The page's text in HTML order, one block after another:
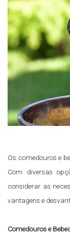
Os comedouros e
Com diversas
considerar as
vantagens e
Comedouros e